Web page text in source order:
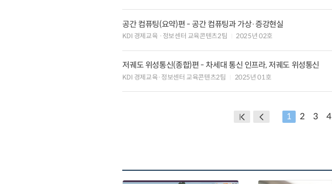
공간 컴퓨팅(요약)편 - 공간 컴퓨팅과 가상·증강현실
KDI 경제교육 ·정보센터 교육콘텐츠2팀 2025년 02호
저궤도 위성통신(종합)편 - 차세대 통신 인프라, 저궤도 위성통신
KDI 경제교육·정보센터 교육콘텐츠2팀 2025년 01호
1 2 3 4